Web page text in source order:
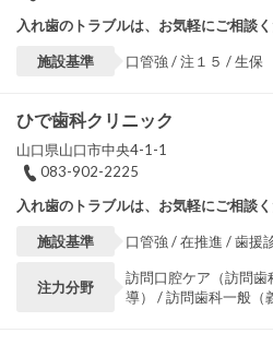
入れ歯のトラブルは、お気軽にご相談
施設基準 口管強 / 注１５ / 生
ひで歯科クリニック
山口県山口市中央4-1-1
083-902-2225
入れ歯のトラブルは、お気軽にご相談
施設基準 口管強 / 在推進 / 歯援
注力分野
訪問口腔ケア（訪問
導） / 訪問歯科一般（